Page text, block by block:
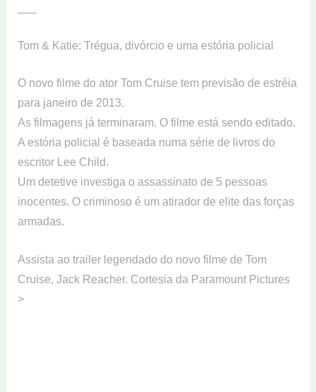
Tom & Katie: Trégua, divórcio e uma estória policial
O novo filme do ator Tom Cruise tem previsão de estréia
para janeiro de 2013.
As filmagens já terminaram. O filme está sendo editado.
A estória policial é baseada numa série de livros do
escritor Lee Child.
Um detetive investiga o assassinato de 5 pessoas
inocentes. O criminoso é um atirador de elite das forças
armadas.
Assista ao trailer legendado do novo filme de Tom
Cruise, Jack Reacher. Cortesia da Paramount Pictures
>